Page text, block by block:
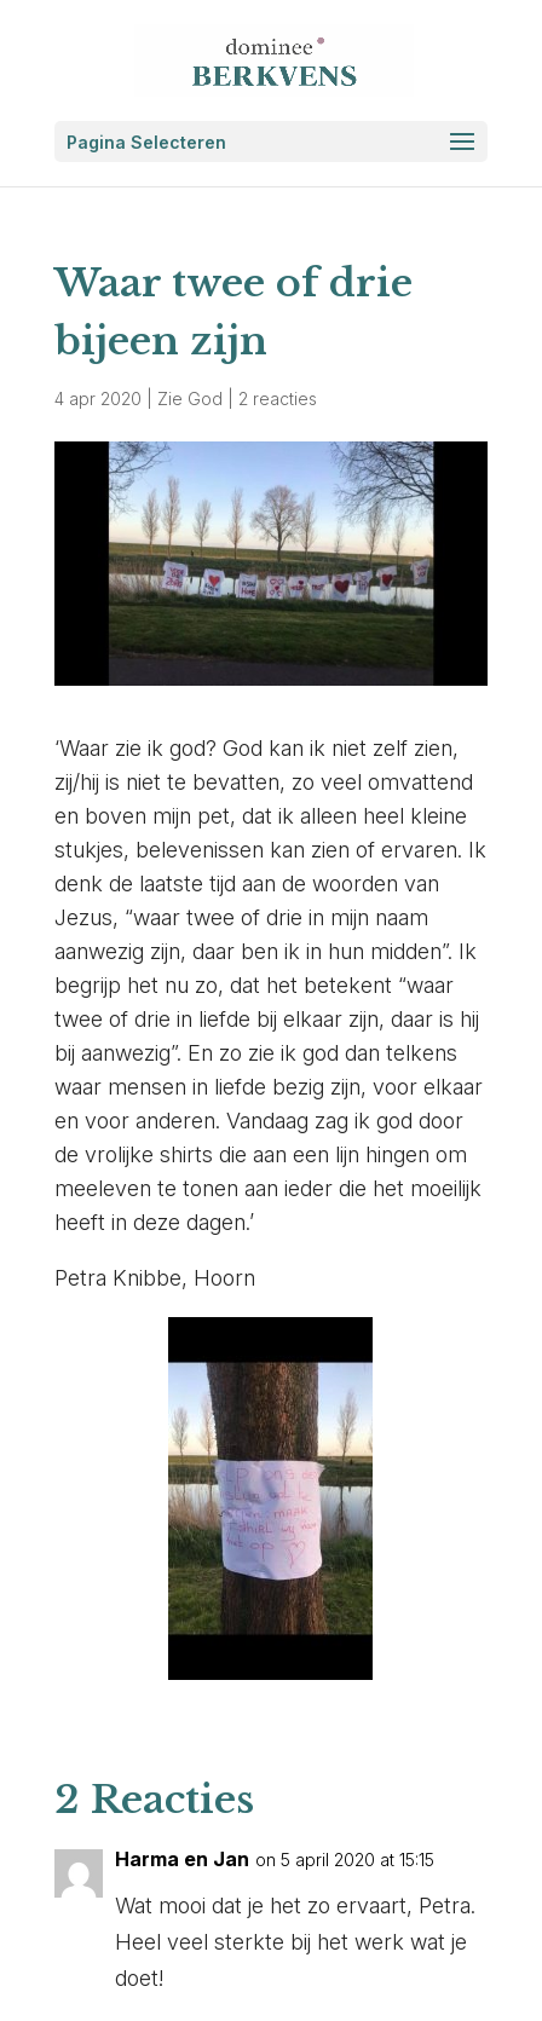
Pagina Selecteren
Waar twee of drie
bijeen zijn
4 apr 2020 Zie God 2 reacties
‘Waar zie ik god? God kan ik niet zelf zien,
zij/hij is niet te bevatten, zo veel omvattend
en boven mijn pet, dat ik alleen heel kleine
stukjes, belevenissen kan zien of ervaren. Ik
denk de laatste tijd aan de woorden van
Jezus, “waar twee of drie in mijn naam
aanwezig zijn, daar ben ik in hun midden”. Ik
begrijp het nu zo, dat het betekent “waar
twee of drie in liefde bij elkaar zijn, daar is hij
bij aanwezig”. En zo zie ik god dan telkens
waar mensen in liefde bezig zijn, voor elkaar
en voor anderen. Vandaag zag ik god door
de vrolijke shirts die aan een lijn hingen om
meeleven te tonen aan ieder die het moeilijk
heeft in deze dagen.’
Petra Knibbe, Hoorn
2 Reacties
Harma en Jan on 5 april 2020 at 15:15
Wat mooi dat je het zo ervaart, Petra.
Heel veel sterkte bij het werk wat je
doet!